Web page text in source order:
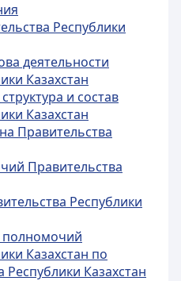
Республики
деятельности
Казахстан
и состав
Казахстан
Правительства
Правительства
Республики
полномочий
Казахстан по
Казахстан